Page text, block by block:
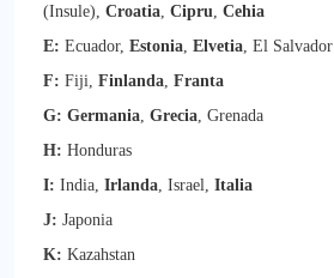
(Insule), Croatia Cipru Cehia
E: Ecuador, Estonia Elvetia , El Salvador
F: Fiji, Finlanda Franta
G: Germania Grecia , Grenada
H: Honduras
I: India, Irlanda , Israel, Italia
J: Japonia
K: Kazahstan